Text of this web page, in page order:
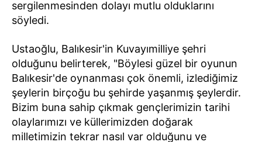
sergilenmesinden dolayı mutlu olduklarını
söyledi.
Ustaoğlu, Balıkesir'in Kuvayımilliye şehri
olduğunu belirterek, "Böylesi güzel bir oyunun
Balıkesir'de oynanması çok önemli, izlediğimiz
şeylerin birçoğu bu şehirde yaşanmış şeylerdir.
Bizim buna sahip çıkmak gençlerimizin tarihi
olaylarımızı ve küllerimizden doğarak
milletimizin tekrar nasıl var olduğunu ve